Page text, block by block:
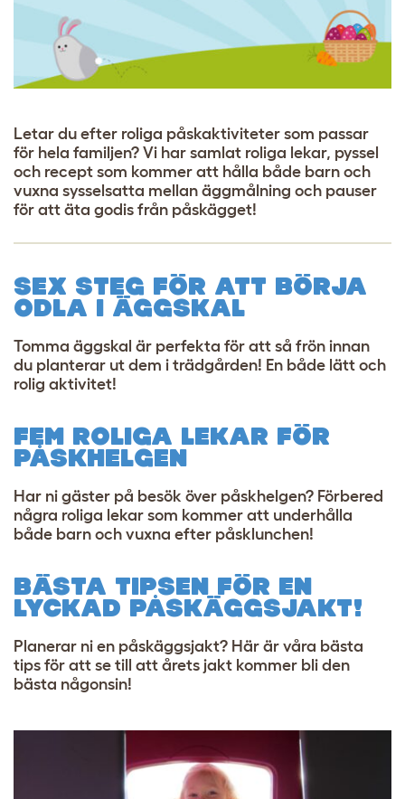
Letar du efter roliga påskaktiviteter som passar
för hela familjen? Vi har samlat roliga lekar, pyssel
och recept som kommer att hålla både barn och
vuxna sysselsatta mellan äggmålning och pauser
för att äta godis från påskägget!
SEX STEG FÖR ATT BÖRJA
ODLA I ÄGGSKAL
Tomma äggskal är perfekta för att så frön innan
du planterar ut dem i trädgården! En både lätt och
rolig aktivitet!
FEM ROLIGA LEKAR FÖR
PÅSKHELGEN
Har ni gäster på besök över påskhelgen? Förbered
några roliga lekar som kommer att underhålla
både barn och vuxna efter påsklunchen!
BÄSTA TIPSEN FÖR EN
LYCKAD PÅSKÄGGSJAKT!
Planerar ni en påskäggsjakt? Här är våra bästa
tips för att se till att årets jakt kommer bli den
bästa någonsin!